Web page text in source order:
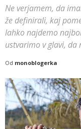
Ne verjamem, da
že definirali, kaj
lahko najdemo
ustvarimo v glavi,
Od monoblogerka